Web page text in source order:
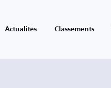
Actualités Classements